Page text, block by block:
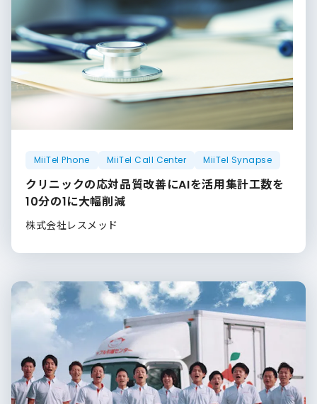
MiiTel Phone MiiTel Call Center MiiTel Synapse
クリニックの応対品質改善にAIを活用集計工数を
10分の1に大幅削減
株式会社レスメッド